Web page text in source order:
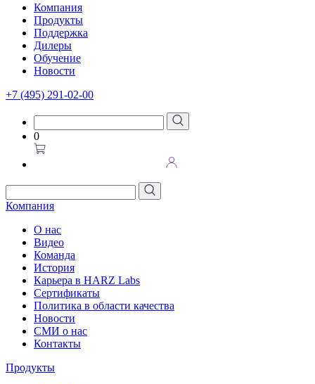
Компания
Продукты
Поддержка
Дилеры
Обучение
Новости
+7 (495) 291-02-00
0
Компания
О нас
Видео
Команда
История
Карьера в HARZ Labs
Сертификаты
Политика в области качества
Новости
СМИ о нас
Контакты
Продукты